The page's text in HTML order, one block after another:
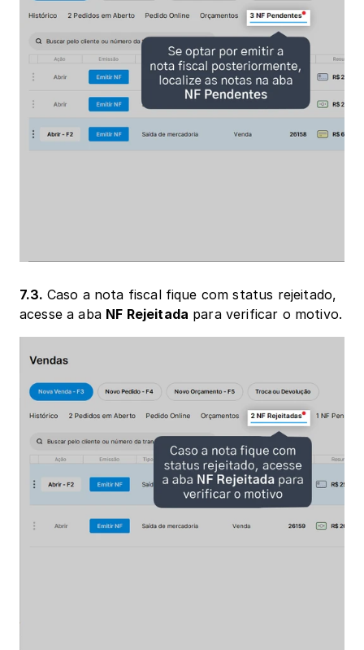
7.3. Caso a nota fiscal fique com status rejeitado,
acesse a aba NF Rejeitada para verificar o motivo.